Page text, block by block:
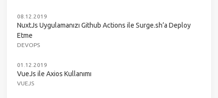
08.12.2019
NuxtJs Uygulamanızı Github Actions ile Surge.sh’a Deploy
Etme
DEVOPS
01.12.2019
VueJs ile Axios Kullanımı
VUEJS